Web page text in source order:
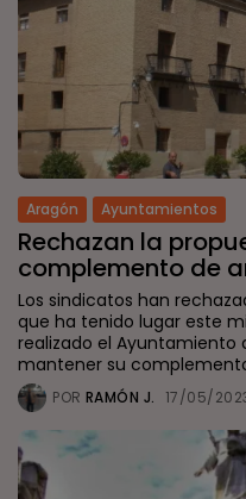
Aragón Ayuntamientos
Rechazan la
complemento de
Los sindicatos han
que ha tenido lugar este
realizado el Ayuntamiento
mantener su
POR RAMÓN J. 17/05/